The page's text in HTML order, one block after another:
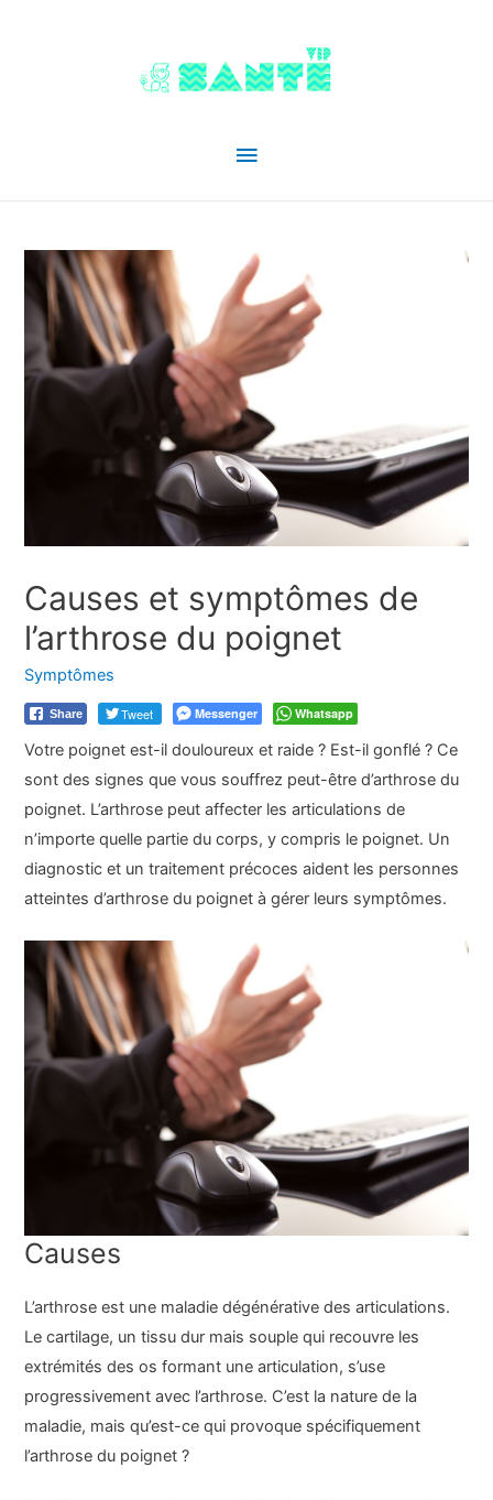
Menu
Causes et symptômes de
l’arthrose du poignet
Symptômes
Share Tweet Messenger Whatsapp
Votre poignet est-il douloureux et raide ? Est-il gonflé ? Ce
sont des signes que vous souffrez peut-être d’arthrose du
poignet. L’arthrose peut affecter les articulations de
n’importe quelle partie du corps, y compris le poignet. Un
diagnostic et un traitement précoces aident les personnes
atteintes d’arthrose du poignet à gérer leurs symptômes.
Causes
L’arthrose est une maladie dégénérative des articulations.
Le cartilage, un tissu dur mais souple qui recouvre les
extrémités des os formant une articulation, s’use
progressivement avec l’arthrose. C’est la nature de la
maladie, mais qu’est-ce qui provoque spécifiquement
l’arthrose du poignet ?